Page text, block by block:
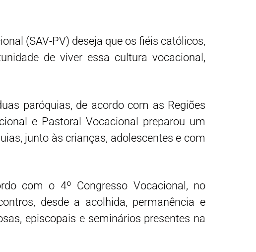
(SAV-PV) deseja que os fiéis católicos,
de viver essa cultura vocacional,
paróquias, de acordo com as Regiões
e Pastoral Vocacional preparou um
junto às crianças, adolescentes e com
com o 4º Congresso Vocacional, no
desde a acolhida, permanência e
episcopais e seminários presentes na